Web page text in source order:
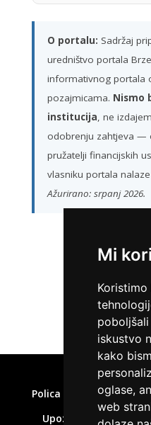
Mi
iskustvo
kako
oglase,
web
O portalu: Sadržaj
uredništvo portala
informativnog portala
pozajmicama. Nismo
institucija, ne
odobrenju zahtjeva —
pružatelji financijskih
vlasniku portala
Ažurirano: srpanj 2026.
Home»Brze
Polica privatnosti
Upozorenje o rizicima